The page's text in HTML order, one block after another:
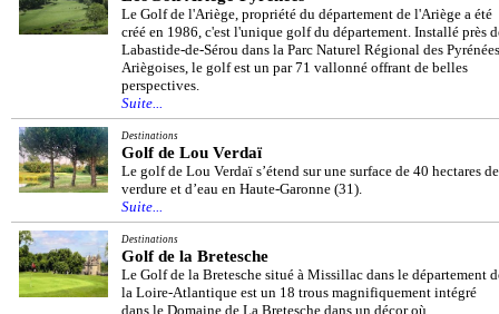
Le Golf de l'Ariège, propriété du département de l'Ariège a été
créé en 1986, c'est l'unique golf du département. Installé près
Labastide-de-Sérou dans la Parc Naturel Régional des Pyrénées
Ariègoises, le golf est un par 71 vallonné offrant de belles
perspectives.
Suite...
Destinations
Golf de Lou Verdaï
Le golf de Lou Verdaï s’étend sur une surface de 40 hectares de
verdure et d’eau en Haute-Garonne (31).
Suite...
Destinations
Golf de la Bretesche
Le Golf de la Bretesche situé à Missillac dans le département
la Loire-Atlantique est un 18 trous magnifiquement intégré
dans le Domaine de La Bretesche dans un décor où